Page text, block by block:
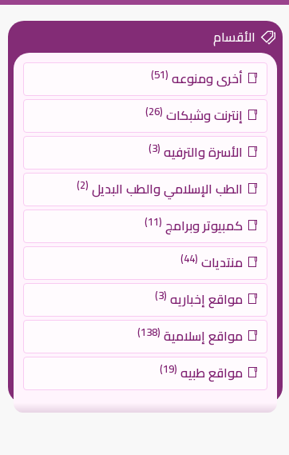
الأقسام
أخرى ومنوعه (51)
إنترنت وشبكات (26)
الأسرة والترفيه (3)
الطب الإسلامي والطب البديل (2)
كمبيوتر وبرامج (11)
منتديات (44)
مواقع إخباريه (3)
مواقع إسلامية (138)
مواقع طبيه (19)